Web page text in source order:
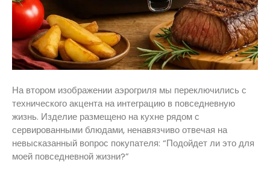
На втором изображении аэрогриля мы переключились с
технического акцента на интеграцию в повседневную
жизнь. Изделие размещено на кухне рядом с
сервированными блюдами, ненавязчиво отвечая на
невысказанный вопрос покупателя: “Подойдет ли это для
моей повседневной жизни?”